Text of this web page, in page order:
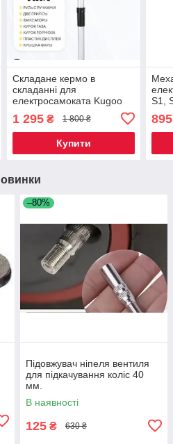
Складане кермо в
складанні для
електросамоката Kugoo
1 295₴ 1 800 ₴
Купити
S1,
895
–80%
Підовжувач ніпеля вентиля
для підкачування коліс 40
мм.
В наявності
125 ₴ 630 ₴